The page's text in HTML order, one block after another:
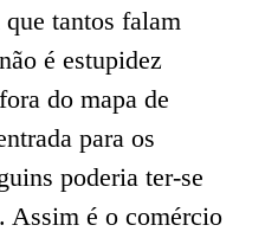
que tantos falam
é estupidez
do mapa de
para os
poderia ter-se
Assim é o comércio